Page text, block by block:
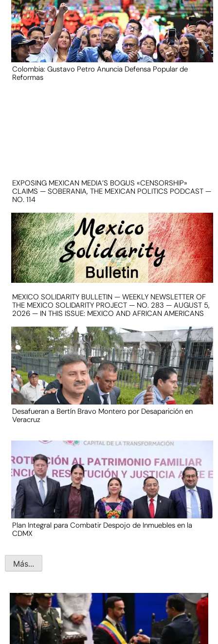
Colombia: Gustavo Petro Anuncia Defensa Popular de
Reformas
EXPOSING MEXICAN MEDIA’S BOGUS «CENSORSHIP»
CLAIMS — SOBERANIA, THE MEXICAN POLITICS PODCAST —
NO. 114
MEXICO SOLIDARITY BULLETIN — WEEKLY NEWSLETTER OF
THE MEXICO SOLIDARITY PROJECT — NO. 283 — AUGUST 5,
2026 — IN THIS ISSUE: MEXICO AND AFRICAN AMERICANS
Desafueran a Bertín Bravo Montero por Desaparición en
Veracruz
Plan Integral para Combatir Despojo de Inmuebles en la
CDMX
Más...